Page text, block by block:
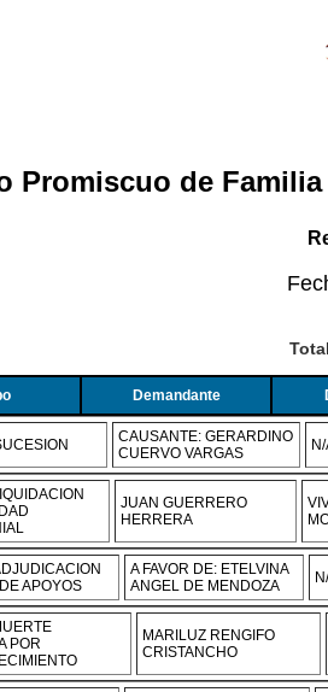
Promiscuo de
Demandante
CAUSANTE: GERARDINO
CUERVO VARGAS
JUAN GUERRERO
HERRERA
APOYOS
A FAVOR DE: ETELVINA
ANGEL DE MENDOZA
POR
MARILUZ RENGIFO
CRISTANCHO